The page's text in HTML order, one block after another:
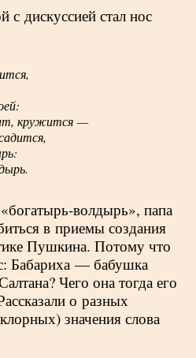
дискуссией стал нос
кружится —
волдырь», папа
в приемы создания
Пушкина. Потому что
Бабариха — бабушка
Чего она тогда его
о разных
значения слова